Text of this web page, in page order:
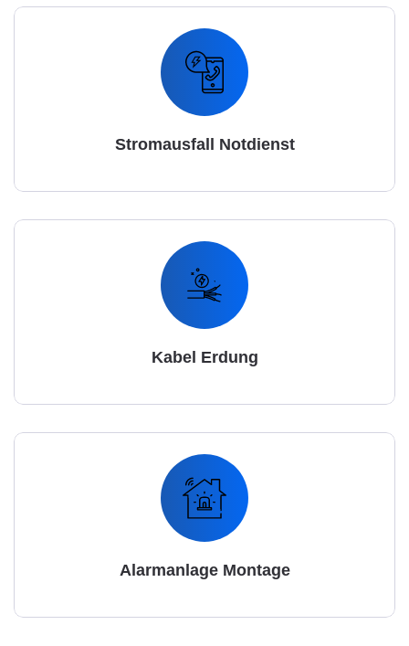
Stromausfall Notdienst
Kabel Erdung
Alarmanlage Montage